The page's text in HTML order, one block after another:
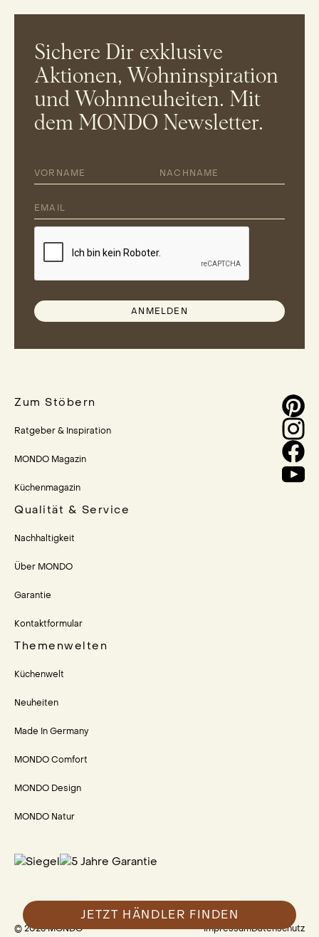
JETZT HÄNDLER FINDEN
Sichere Dir exklusive
Aktionen, Wohninspiration
und Wohnneuheiten. Mit
dem MONDO Newsletter.
ANMELDEN
Zum Stöbern
Ratgeber & Inspiration
MONDO Magazin
Küchenmagazin
Qualität & Service
Nachhaltigkeit
Über MONDO
Garantie
Kontaktformular
Themenwelten
Küchenwelt
Neuheiten
Made In Germany
MONDO Comfort
MONDO Design
MONDO Natur
© 2023 MONDO ImpressumDatenschutz